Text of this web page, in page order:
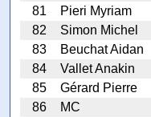
81
Pieri Myriam
82
Simon Michel
83
Beuchat Aidan
84
Vallet Anakin
85
Gérard Pierre
86
MC